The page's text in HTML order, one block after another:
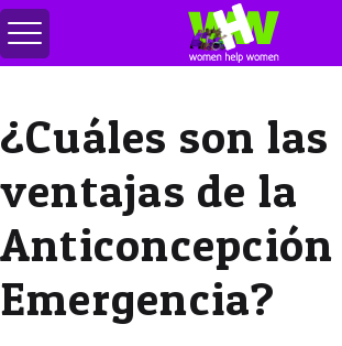
Alternar
menú
¿Cuáles son las
ventajas de la
Anticoncepción
Emergencia?